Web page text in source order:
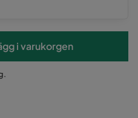
i varukorgen